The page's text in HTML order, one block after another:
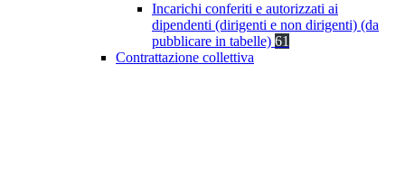
Incarichi conferiti e autorizzati ai
dipendenti (dirigenti e non dirigenti) (da
pubblicare in tabelle) 61
Contrattazione collettiva